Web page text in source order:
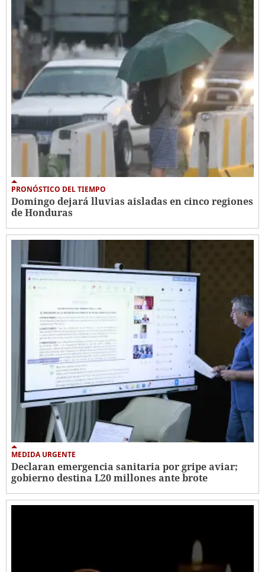
PRONÓSTICO DEL TIEMPO
Domingo dejará lluvias aisladas en cinco regiones
de Honduras
MEDIDA URGENTE
Declaran emergencia sanitaria por gripe aviar;
gobierno destina L20 millones ante brote